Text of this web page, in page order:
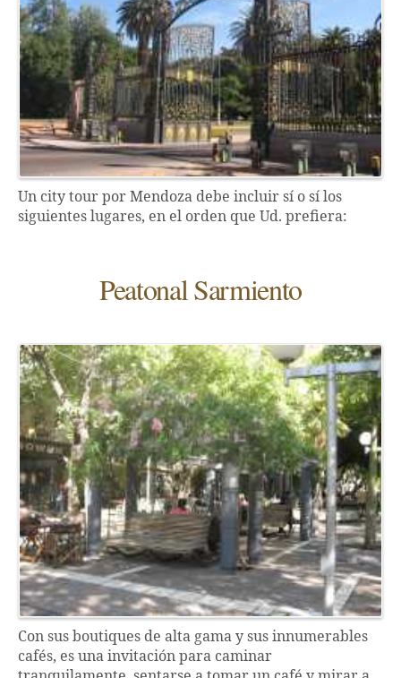
Un city tour por Mendoza debe incluir sí o sí los
siguientes lugares, en el orden que Ud. prefiera:
Peatonal Sarmiento
Con sus boutiques de alta gama y sus innumerables
cafés, es una invitación para caminar